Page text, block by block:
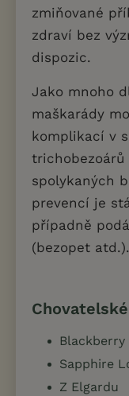
zmiňované
zdraví bez
dispozic.
Jako mnoho
maškarády
komplikací v
spolykaných
prevencí je
případně
(bezopet atd.).
Blackberry
Sapphire
Z Elgardu